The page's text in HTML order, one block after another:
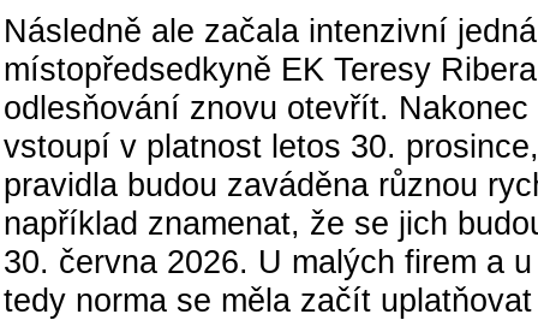
Následně ale začala intenzivní
místopředsedkyně EK Teresy
odlesňování znovu otevřít.
vstoupí v platnost letos 30.
pravidla budou zaváděna různou
například znamenat, že se jich
30. června 2026. U malých firem a
tedy norma se měla začít